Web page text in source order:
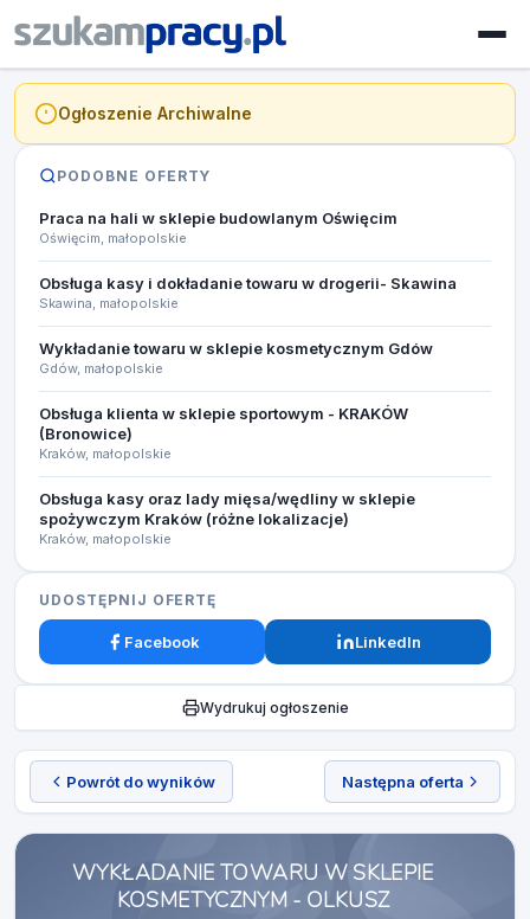
Powrót do wyników Następna oferta
WYKŁADANIE TOWARU W SKLEPIE
KOSMETYCZNYM - OLKUSZ
Ogłoszenie Archiwalne
PODOBNE OFERTY
Praca na hali w sklepie budowlanym Oświęcim
Oświęcim, małopolskie
Obsługa kasy i dokładanie towaru w drogerii- Skawina
Skawina, małopolskie
Wykładanie towaru w sklepie kosmetycznym Gdów
Gdów, małopolskie
Obsługa klienta w sklepie sportowym - KRAKÓW
(Bronowice)
Kraków, małopolskie
Obsługa kasy oraz lady mięsa/wędliny w sklepie
spożywczym Kraków (różne lokalizacje)
Kraków, małopolskie
UDOSTĘPNIJ OFERTĘ
Facebook LinkedIn
Wydrukuj ogłoszenie